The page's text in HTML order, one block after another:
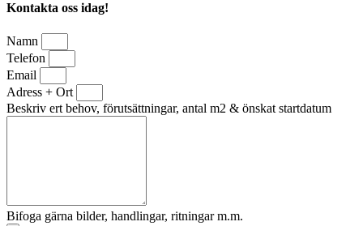
Kontakta oss idag!
Namn
Telefon
Email
Adress + Ort
Beskriv ert behov, förutsättningar, antal m2 & önskat startdatum
Bifoga gärna bilder, handlingar, ritningar m.m.